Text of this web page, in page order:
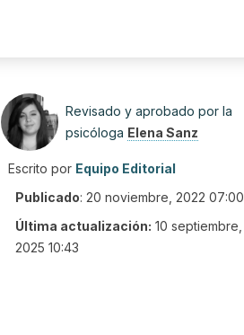
Revisado y aprobado por la
psicóloga Elena Sanz
Escrito por Equipo Editorial
Publicado: 20 noviembre, 2022 07:00
Última actualización: 10 septiembre,
2025 10:43